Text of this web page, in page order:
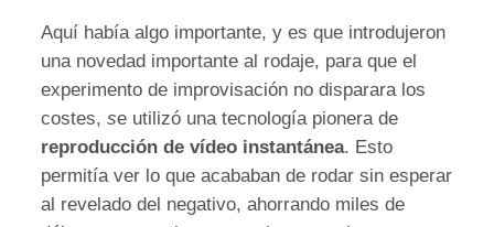
Aquí había algo importante, y es que introdujeron
una novedad importante al rodaje, para que el
experimento de improvisación no disparara los
costes,se utilizó una tecnología pionera de
reproducción de vídeo instantánea. Esto
permitía ver lo que acababan de rodar sin esperar
al revelado del negativo, ahorrando miles de